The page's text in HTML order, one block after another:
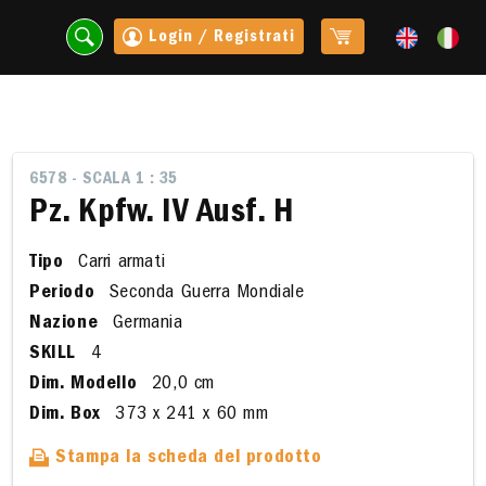
Login / Registrati
6578 - SCALA 1 : 35
Pz. Kpfw. IV Ausf. H
Tipo
Carri armati
Periodo
Seconda Guerra Mondiale
Nazione
Germania
SKILL
4
Dim. Modello
20,0 cm
Dim. Box
373 x 241 x 60 mm
Stampa la scheda del prodotto